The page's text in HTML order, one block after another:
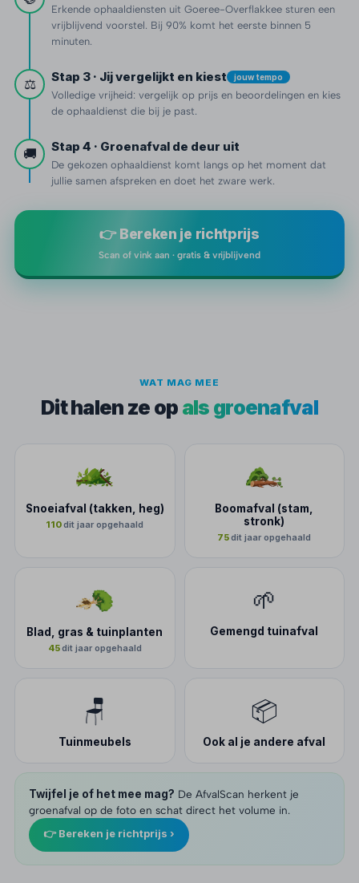
Erkende ophaaldiensten uit Goeree-Overflakkee sturen een
vrijblijvend voorstel. Bij 90% komt het eerste binnen 5
minuten.
⚖️ Stap 3 · Jij vergelijkt en kiest jouw tempo
Volledige vrijheid: vergelijk op prijs en beoordelingen en kies
de ophaaldienst die bij je past.
🚚 Stap 4 · Groenafval de deur uit
De gekozen ophaaldienst komt langs op het moment dat
jullie samen afspreken en doet het zware werk.
👉 Bereken je richtprijs
Scan of vink aan · gratis & vrijblijvend
WAT MAG MEE
Dit halen ze op als groenafval
Snoeiafval (takken, heg)
110dit jaar opgehaald
Boomafval (stam,
stronk)
75dit jaar opgehaald
Blad, gras & tuinplanten
45dit jaar opgehaald
🌱
Gemengd tuinafval
🪑
Tuinmeubels
📦
Ook al je andere afval
Twijfel je of het mee mag? De AfvalScan herkent je
groenafval op de foto en schat direct het volume in.
👉 Bereken je richtprijs ›